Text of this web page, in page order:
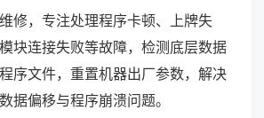
修，专注处理程序卡顿、上牌失
块连接失败等故障，检测底层数据
序文件，重置机器出厂参数，解决
据偏移与程序崩溃问题。